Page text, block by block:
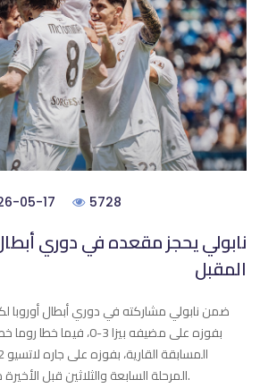
05-17 5728
نابولي يحجز مقعده في دوري
المقبل
ضمن نابولي مشاركته في دوري أبطال أوروبا
بفوزه على مضيفه بيزا 3-0،
المرحلة السابعة والثلاثين قبل الأخيرة من بطولة الدوري الإيطالي.